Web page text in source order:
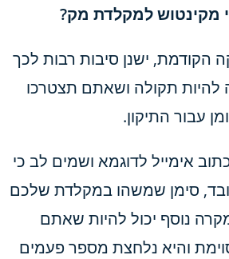
מקינטוש למקלדת מק?
הקודמת, ישנן סיבות רבות לכך
תקולה ושאתם תצטרכו
עבור התיקון.
אימייל לדוגמא ושמים לב כי
סימן שמשהו במקלדת שלכם
נוסף יכול להיות שאתם
והיא נלחצת מספר פעמים